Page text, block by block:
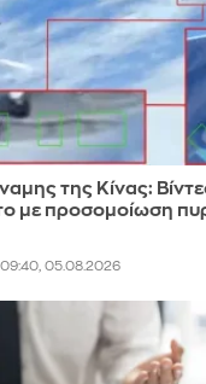
της Κίνας:
με προσομοίωση
09:40, 05.08.2026